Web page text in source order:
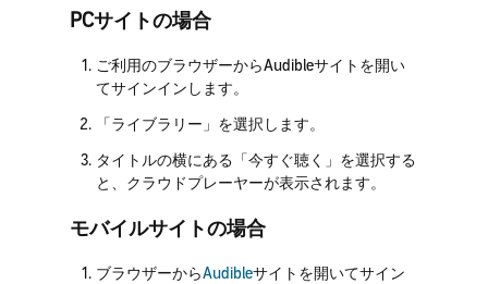
PCサイトの場合
ご利用のブラウザーからAudibleサイトを開い
てサインインします。
「ライブラリー」を選択します。
タイトルの横にある「今すぐ聴く」を選択する
と、クラウドプレーヤーが表示されます。
モバイルサイトの場合
ブラウザーからAudibleサイトを開いてサイン